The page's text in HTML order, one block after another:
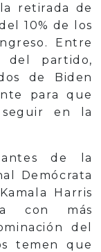
retirada de
10% de los
Entre
del partido,
de Biden
para que
en la
de la
Demócrata
Harris
con más
del
temen que